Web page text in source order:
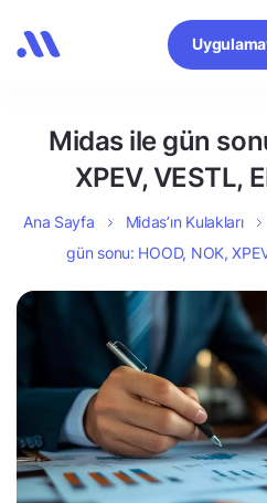
Midas ile gün
XPEV, VESTL,
Ana Sayfa Midas’ın Kulakları
gün sonu: HOOD, NOK,